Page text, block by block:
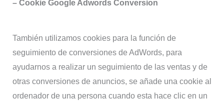
– Cookie Google Adwords Conversion
También utilizamos cookies para la función de
seguimiento de conversiones de AdWords, para
ayudarnos a realizar un seguimiento de las ventas y de
otras conversiones de anuncios, se añade una cookie al
ordenador de una persona cuando esta hace clic en un